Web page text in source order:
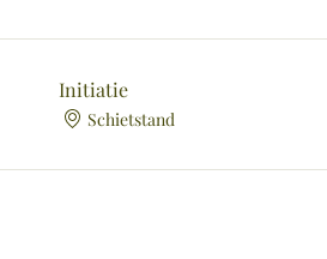
Initiatie
Schietstand